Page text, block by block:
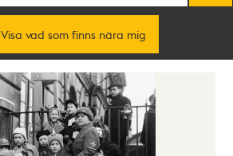
Visa vad som finns nära mig